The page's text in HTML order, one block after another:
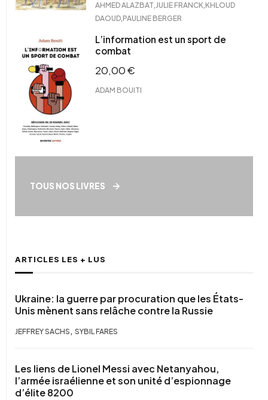
AHMED ALAZBAT JULIE FRANCK KHLOUD
DAOUD PAULINE BERGER
L’information est un sport de
combat
20,00€
ADAM BOUITI
TOUS NOS LIVRES
ARTICLES LES + LUS
Ukraine: la guerre par procuration que les États-
Unis mènent sans relâche contre la Russie
JEFFREY SACHS , SYBIL FARES
Les liens de Lionel Messi avec Netanyahou,
l’armée israélienne et son unité d’espionnage
d’élite 8200